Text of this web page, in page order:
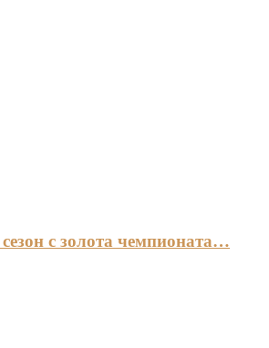
с золота чемпионата…